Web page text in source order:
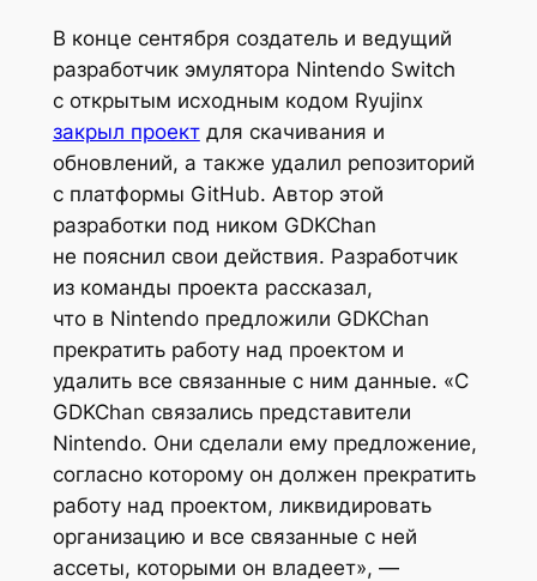
В конце сентября создатель и ведущий
разработчик эмулятора Nintendo Switch
с открытым исходным кодом Ryujinx
закрыл проектдля скачивания и
обновлений, а также удалил репозиторий
с платформы GitHub. Автор этой
разработки под ником GDKChan
не пояснил свои действия. Разработчик
из команды проекта рассказал,
что в Nintendo предложили GDKChan
прекратить работу над проектом и
удалить все связанные с ним данные. «С
GDKChan связались представители
Nintendo. Они сделали ему предложение,
согласно которому он должен прекратить
работу над проектом, ликвидировать
организацию и все связанные с ней
ассеты, которыми он владеет», —